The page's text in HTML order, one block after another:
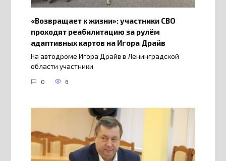
«Возвращает к жизни»: участники СВО
проходят реабилитацию за рулём
адаптивных картов на Игора Драйв
На автодроме Игора Драйв в Ленинградской
области участники
0 6